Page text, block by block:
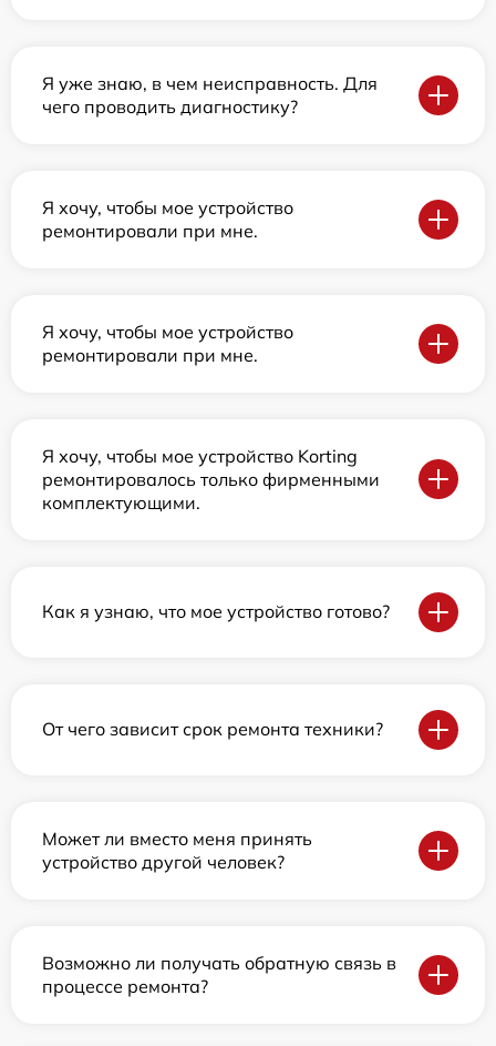
Я уже знаю, в чем неисправность. Для
чего проводить диагностику?
Я хочу, чтобы мое устройство
ремонтировали при мне.
Я хочу, чтобы мое устройство
ремонтировали при мне.
Я хочу, чтобы мое устройство Korting
ремонтировалось только фирменными
комплектующими.
Как я узнаю, что мое устройство готово?
От чего зависит срок ремонта техники?
Может ли вместо меня принять
устройство другой человек?
Возможно ли получать обратную связь в
процессе ремонта?